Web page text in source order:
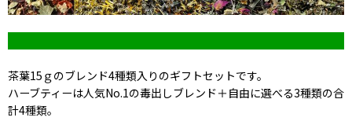
茶葉15ｇのブレンド4種類入りのギフトセットです。
ハーブティーは人気No.1の毒出しブレンド＋自由に選べる3種類の合
計4種類。